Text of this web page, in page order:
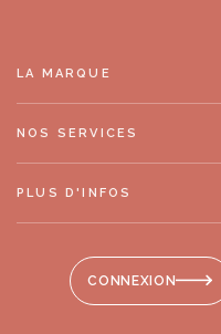
CONNEXION
LA MARQUE
NOS SERVICES
PLUS D'INFOS